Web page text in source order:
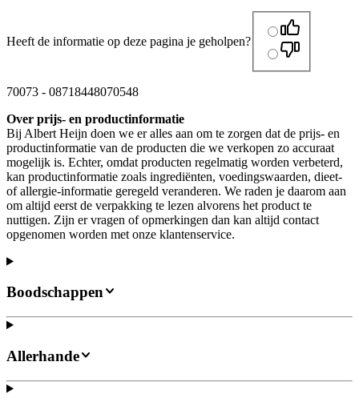
Heeft de informatie op deze pagina je geholpen?
70073 - 08718448070548
Over prijs- en productinformatie
Bij Albert Heijn doen we er alles aan om te zorgen dat de prijs- en
productinformatie van de producten die we verkopen zo accuraat
mogelijk is. Echter, omdat producten regelmatig worden verbeterd,
kan productinformatie zoals ingrediënten, voedingswaarden, dieet-
of allergie-informatie geregeld veranderen. We raden je daarom aan
om altijd eerst de verpakking te lezen alvorens het product te
nuttigen. Zijn er vragen of opmerkingen dan kan altijd contact
opgenomen worden met onze klantenservice.
Boodschappen
Allerhande